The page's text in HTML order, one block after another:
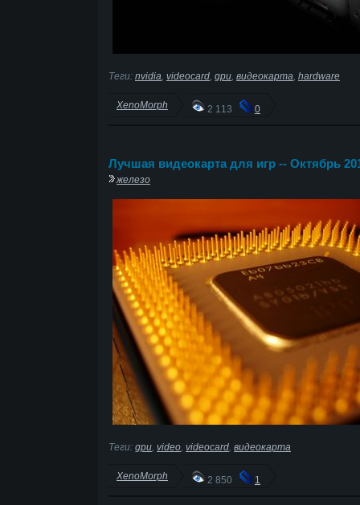
Теги: nvidia videocard gpu видеокарта hardware
XenoMorph 2 113 0
Лучшая видеокарта для игр -- Октябрь
железо
Теги: gpu video videocard видеокарта
XenoMorph 2 850 1